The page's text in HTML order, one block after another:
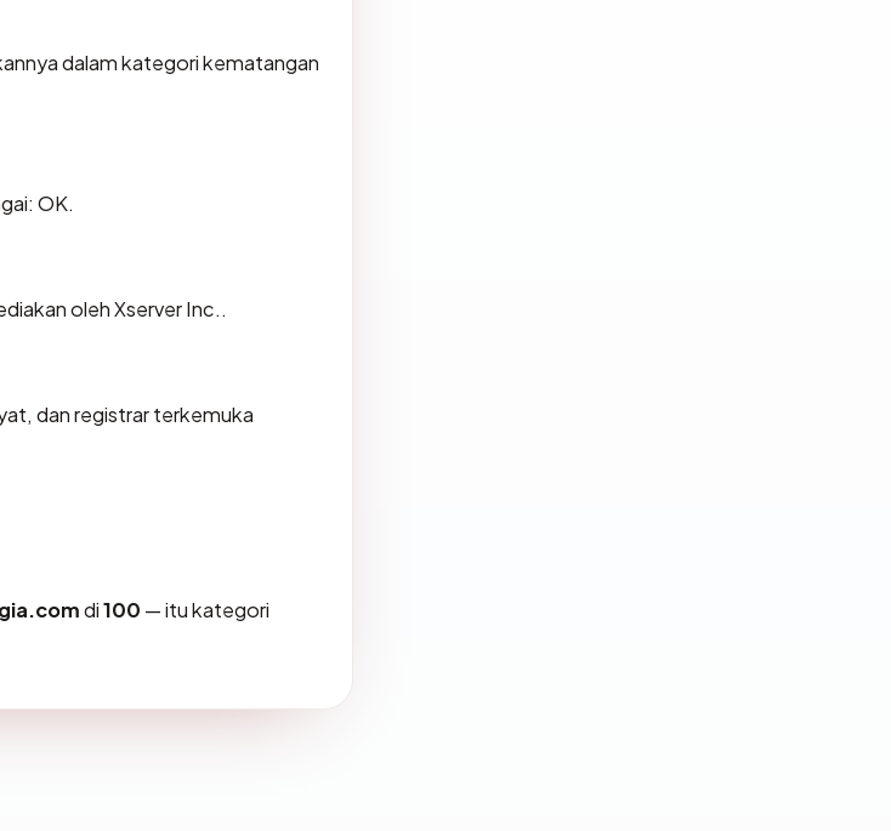
dalam kategori kematangan
OK.
oleh Xserver Inc..
dan registrar terkemuka
di100 — itu kategori